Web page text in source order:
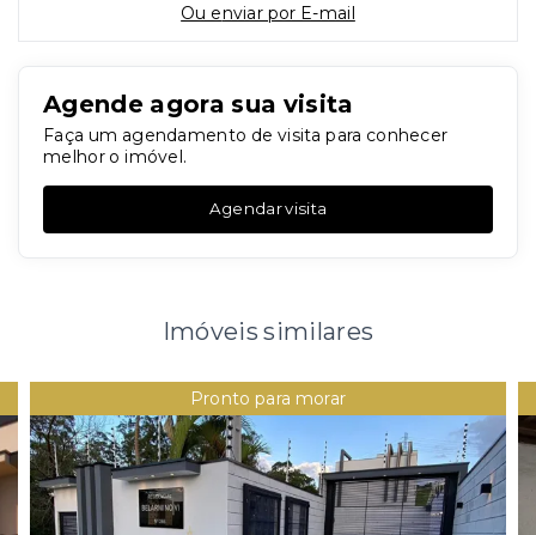
Ou enviar por E-mail
Agende agora sua visita
Faça um agendamento de visita para conhecer
melhor o imóvel.
Agendar visita
Imóveis similares
Pronto para morar